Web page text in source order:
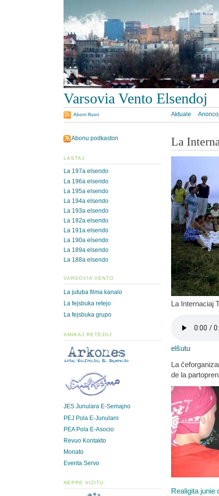
Varsovia Vento Elsendoj
Aktuale
Aboni fluon
La
La Internaciaj
elŝutu
La
de la
Realigita junie
Abonu podkaston
LASTAJ
La 197a elsendo
La 196a elsendo
La 195a elsendo
La 194a elsendo
La 193a elsendo
La 192a elsendo
La 191a elsendo
La 190a elsendo
La 189a elsendo
La 188a elsendo
VARSOVIA VENTO
La jutuba filma kanalo
La fejsbuka retejo
La fejsbuka grupo
AMIKAJ RETEJOJ
JES Junulara E-Semajno
PEJ Pola E-Junularo
PEA Pola E-Asocio
Revuo Kontakto
Monato
Eventa Servo
NEPRE VIZITU